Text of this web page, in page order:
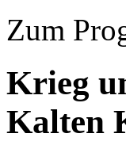
Zum
Krieg
Kalten